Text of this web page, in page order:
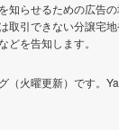
知らせるための広告
取引できない分譲宅
どを告知します。
（火曜更新）です。